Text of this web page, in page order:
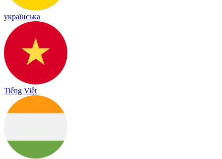
українська
Tiếng Việt